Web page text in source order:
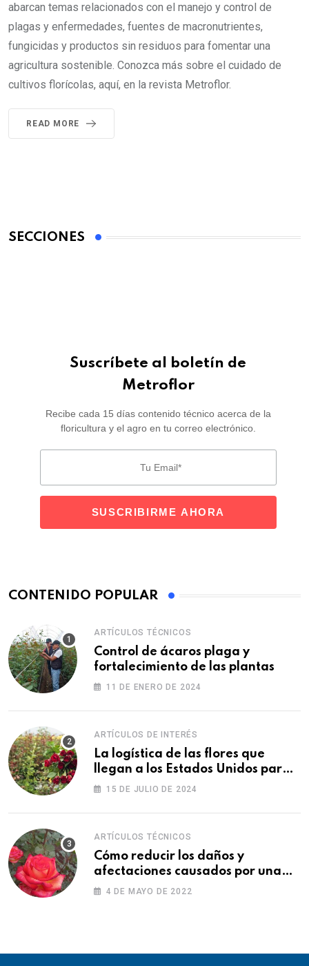
abarcan temas relacionados con el manejo y control de
plagas y enfermedades, fuentes de macronutrientes,
fungicidas y productos sin residuos para fomentar una
agricultura sostenible. Conozca más sobre el cuidado de
cultivos florícolas, aquí, en la revista Metroflor.
READ MORE
SECCIONES
Suscríbete al boletín de
Metroflor
Recibe cada 15 días contenido técnico acerca de la
floricultura y el agro en tu correo electrónico.
CONTENIDO POPULAR
ARTÍCULOS TÉCNICOS
Control de ácaros plaga y
fortalecimiento de las plantas
11 DE ENERO DE 2024
ARTÍCULOS DE INTERÉS
La logística de las flores que
llegan a los Estados Unidos para
las fiestas
15 DE JULIO DE 2024
ARTÍCULOS TÉCNICOS
Cómo reducir los daños y
afectaciones causados por una
fitotoxicidad
4 DE MAYO DE 2022